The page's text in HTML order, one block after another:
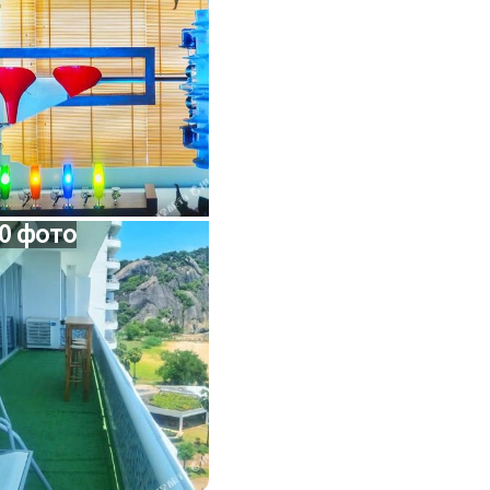
фото